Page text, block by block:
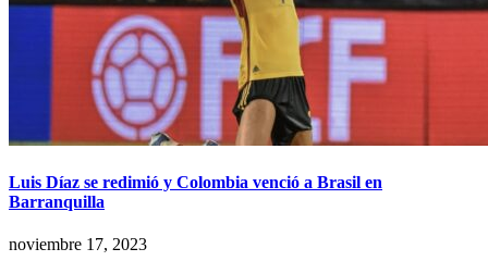
Luis Díaz se redimió y Colombia venció a Brasil en
Barranquilla
noviembre 17, 2023